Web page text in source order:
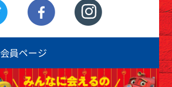
会員ページ